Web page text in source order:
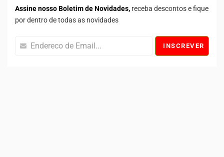
Assine nosso Boletim de Novidades, receba descontos e fique
por dentro de todas as novidades
INSCREVER